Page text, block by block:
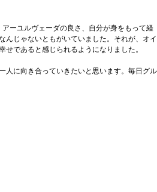
ーユルヴェーダの良さ、自分が身をもって経
んじゃないともがいていました。それが、オイ
であると感じられるようになりました。
人に向き合っていきたいと思います。毎日グル